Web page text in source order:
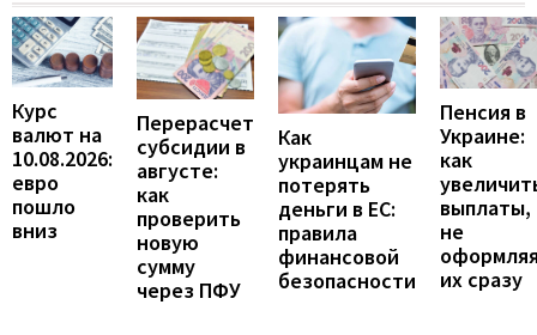
Курс
валют на
10.08.2026:
евро
пошло
вниз
Перерасчет
субсидии в
августе:
как
проверить
новую
сумму
через ПФУ
Как
украинцам не
потерять
деньги в ЕС:
правила
финансовой
безопасности
Пенсия в
Украине:
как
выплаты,
не
их сразу